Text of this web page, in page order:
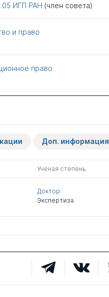
ИГП РАН (член совета)
и право
право
Доп. информация
Ученая степень
Доктор
Экспертиза